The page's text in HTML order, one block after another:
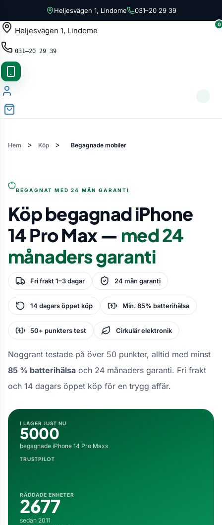
Heljesvägen 1, Lindome 031–20 29 39
Heljesvägen 1, Lindome
031–20 29 39
0
Hem > Köp > Begagnade mobiler
BEGAGNAT MED 24 MÅN GARANTI
Köp begagnad iPhone
14 Pro Max — med 24
månaders garanti
Fri frakt 1–3 dagar 24 mån garanti
14 dagars öppet köp Min. 85% batterihälsa
50+ punkters test Cirkulär elektronik
Noggrant testade på över 50 punkter, alltid med minst
85 % batterihälsa och 24 månaders garanti. Fri frakt
och 14 dagars öppet köp för en trygg affär.
I LAGER JUST NU
5000
begagnade iPhone 14 Pro Maxs
TRUSTPILOT
RÄDDADE ENHETER
2677
sedan 2011